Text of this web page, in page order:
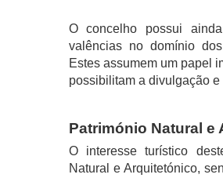
O concelho possui
valências no domínio
Estes assumem um papel
possibilitam a divulgação
Património Natural e
O interesse turístico
Natural e Arquitetónico,